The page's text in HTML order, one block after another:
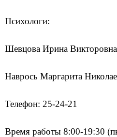
Психологи:
Шевцова Ирина Викторовна
Наврось Маргарита
Телефон: 25-24-21
Время работы 8:00-19:30